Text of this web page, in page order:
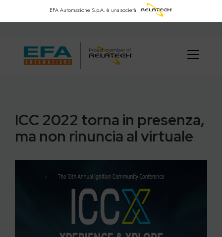
EFA Automazione S.p.A. è una società
ICC 2022 torna in presenza,
ma non rinuncia al virtuale